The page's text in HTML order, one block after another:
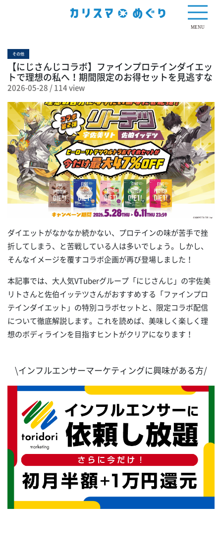
MENU
その他
【にじさんじコラボ】ファインプロテインダイエッ
トで理想の私へ！期間限定のお得セットを見逃すな
2026-05-28 /114 view
ダイエットがなかなか続かない、プロテインの味が苦手で挫
折してしまう、と苦戦している人は多いでしょう。しかし、
そんなイメージを覆すコラボ企画が再び登場しました！
本記事では、大人気VTuberグループ「にじさんじ」の宇佐美
リトさんと佐伯イッテツさんがおすすめする「ファインプロ
テインダイエット」の特別コラボセットと、限定コラボ配信
について徹底解説します。これを読めば、美味しく楽しく理
想のボディラインを目指すヒントがクリアになります！
\インフルエンサーマーケティングに興味がある方/